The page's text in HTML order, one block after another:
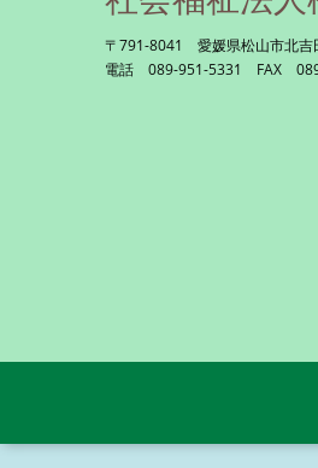
〒791-8041 愛媛県松山市北吉
電話 089-951-5331 FAX